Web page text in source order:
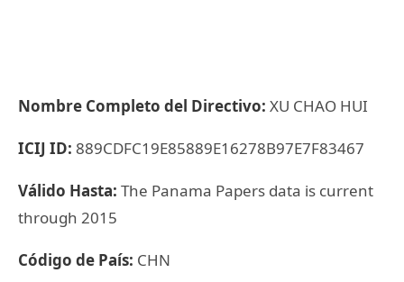
Nombre Completo del Directivo: XU CHAO HUI
ICIJ ID: 889CDFC19E85889E16278B97E7F83467
Válido Hasta: The Panama Papers data is current
through 2015
Código de País: CHN